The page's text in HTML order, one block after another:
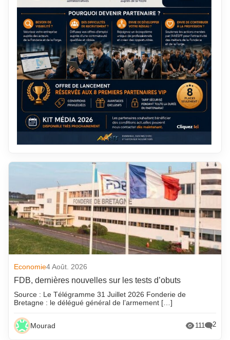
Economie4 Août. 2026
FDB, dernières nouvelles sur les tests d’obuts
Source : Le Télégramme 31 Juillet 2026 Fonderie de
Bretagne : le délégué général de l’armement […]
Mourad 111 2